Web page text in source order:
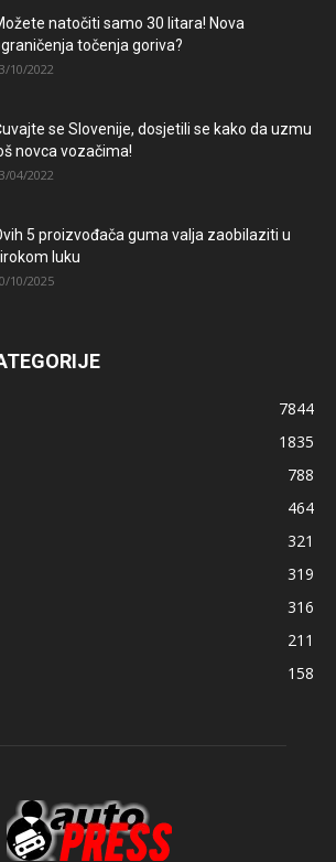
natočiti samo 30 litara! Nova
točenja goriva?
10/2022
se Slovenije, dosjetili se kako da uzmu
novca vozačima!
04/2022
5 proizvođača guma valja zaobilaziti u
luku
10/2025
7844
1835
788
464
321
319
316
211
158